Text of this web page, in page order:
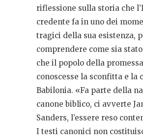
riflessione sulla storia che
credente fa in uno dei
tragici della sua esistenza,
comprendere come sia
che il popolo della promessa
conoscesse la sconfitta e la
Babilonia. «Fa parte della
canone biblico, ci avverte
Sanders, l’essere reso
I testi canonici non